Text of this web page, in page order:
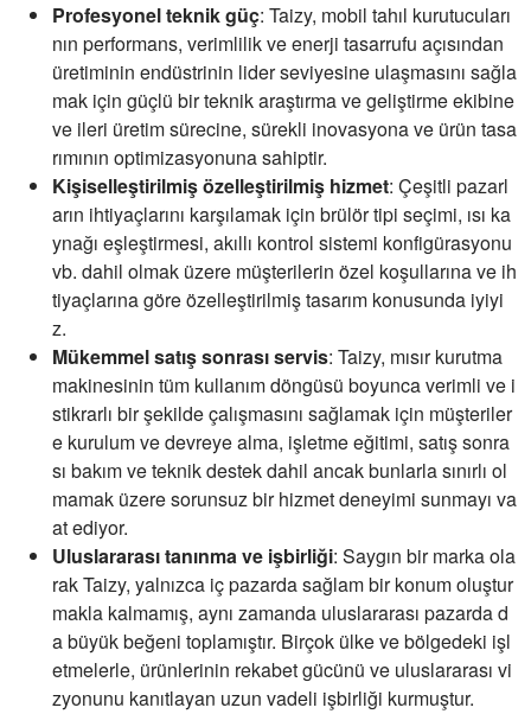
Profesyonel teknik güç: Taizy, mobil tahıl kurutucuları
nın performans, verimlilik ve enerji tasarrufu açısından
üretiminin endüstrinin lider seviyesine ulaşmasını sağla
mak için güçlü bir teknik araştırma ve geliştirme ekibine
ve ileri üretim sürecine, sürekli inovasyona ve ürün tasa
rımının optimizasyonuna sahiptir.
Kişiselleştirilmiş özelleştirilmiş hizmet: Çeşitli pazarl
arın ihtiyaçlarını karşılamak için brülör tipi seçimi, ısı ka
ynağı eşleştirmesi, akıllı kontrol sistemi konfigürasyonu
vb. dahil olmak üzere müşterilerin özel koşullarına ve ih
tiyaçlarına göre özelleştirilmiş tasarım konusunda iyiyi
z.
Mükemmel satış sonrası servis: Taizy, mısır kurutma
makinesinin tüm kullanım döngüsü boyunca verimli ve i
stikrarlı bir şekilde çalışmasını sağlamak için müşteriler
e kurulum ve devreye alma, işletme eğitimi, satış sonra
sı bakım ve teknik destek dahil ancak bunlarla sınırlı ol
mamak üzere sorunsuz bir hizmet deneyimi sunmayı va
at ediyor.
Uluslararası tanınma ve işbirliği: Saygın bir marka ola
rak Taizy, yalnızca iç pazarda sağlam bir konum oluştur
makla kalmamış, aynı zamanda uluslararası pazarda d
a büyük beğeni toplamıştır. Birçok ülke ve bölgedeki işl
etmelerle, ürünlerinin rekabet gücünü ve uluslararası vi
zyonunu kanıtlayan uzun vadeli işbirliği kurmuştur.